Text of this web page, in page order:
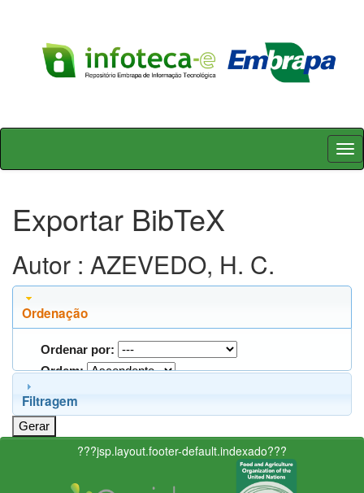
Skip
Exportar BibTeX
Autor : AZEVEDO, H. C.
Ordenação
Ordenar por:
Ordem:
Filtragem
???jsp.layout.footer-default.indexado???